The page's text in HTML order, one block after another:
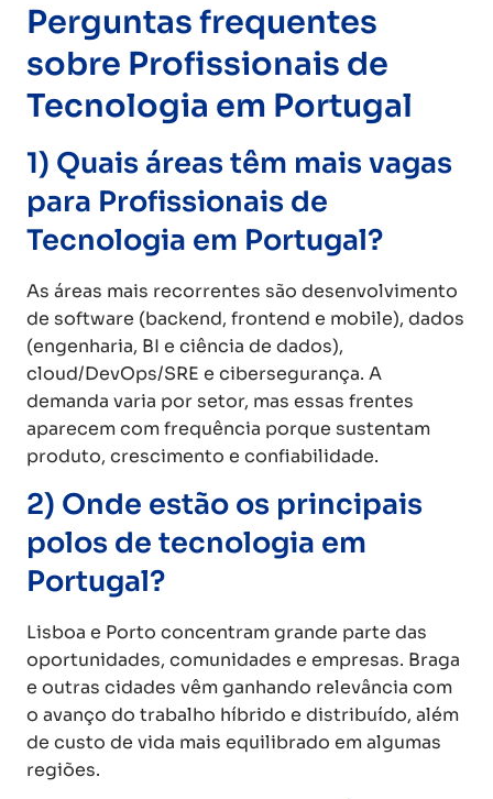
Perguntas frequentes
sobre Profissionais de
Tecnologia em Portugal
1) Quais áreas têm mais vagas
para Profissionais de
Tecnologia em Portugal?
As áreas mais recorrentes são desenvolvimento
de software (backend, frontend e mobile), dados
(engenharia, BI e ciência de dados),
cloud/DevOps/SRE e cibersegurança. A
demanda varia por setor, mas essas frentes
aparecem com frequência porque sustentam
produto, crescimento e confiabilidade.
2) Onde estão os principais
polos de tecnologia em
Portugal?
Lisboa e Porto concentram grande parte das
oportunidades, comunidades e empresas. Braga
e outras cidades vêm ganhando relevância com
o avanço do trabalho híbrido e distribuído, além
de custo de vida mais equilibrado em algumas
regiões.